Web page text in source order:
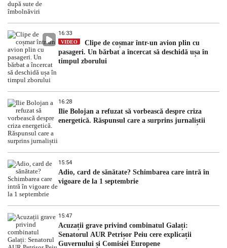
16:33
VIDEO
Clipe de coșmar într-un avion plin cu
pasageri. Un bărbat a încercat să deschidă ușa în
timpul zborului
16:28
Ilie Bolojan a refuzat să vorbească despre criza
energetică. Răspunsul care a surprins jurnaliștii
15:54
Adio, card de sănătate? Schimbarea care intră în
vigoare de la 1 septembrie
15:47
Acuzații grave privind combinatul Galați:
Senatorul AUR Petrișor Peiu cere explicații
Guvernului și Comisiei Europene